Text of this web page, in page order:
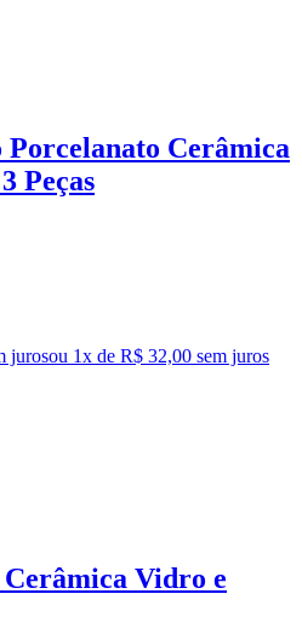
Porcelanato Cerâmica
Peças
jurosou 1x de R$ 32,00 sem juros
Vidro e